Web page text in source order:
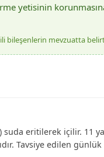
yetisinin
bileşenlerin mevzuatta
eritilerek içilir. 11
Tavsiye edilen